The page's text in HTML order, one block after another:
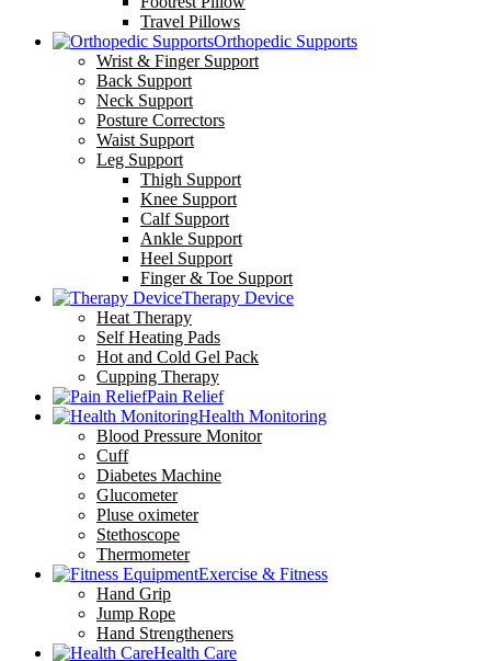
Travel Pillows
Orthopedic Supports
Wrist & Finger Support
Back Support
Neck Support
Posture Correctors
Waist Support
Leg Support
Thigh Support
Knee Support
Calf Support
Ankle Support
Heel Support
Finger & Toe Support
Therapy Device
Heat Therapy
Self Heating Pads
Hot and Cold Gel Pack
Cupping Therapy
Pain Relief
Health Monitoring
Blood Pressure Monitor
Cuff
Diabetes Machine
Glucometer
Pluse oximeter
Stethoscope
Thermometer
Exercise & Fitness
Hand Grip
Jump Rope
Hand Strengtheners
Health Care